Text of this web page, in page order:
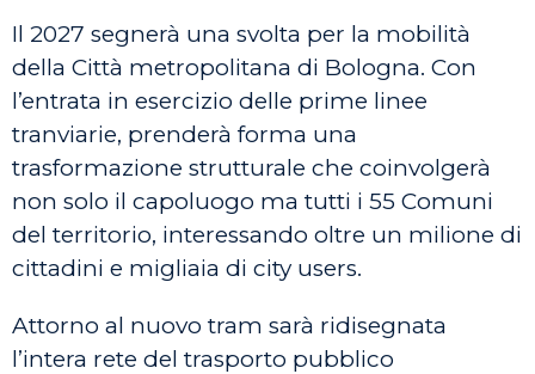
Il 2027 segnerà una svolta per la mobilità
della Città metropolitana di Bologna. Con
l’entrata in esercizio delle prime linee
tranviarie, prenderà forma una
trasformazione strutturale che coinvolgerà
non solo il capoluogo ma tutti i 55 Comuni
del territorio, interessando oltre un milione di
cittadini e migliaia di city users.
Attorno al nuovo tram sarà ridisegnata
l’intera rete del trasporto pubblico